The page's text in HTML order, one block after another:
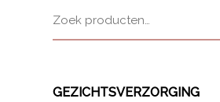
GEZICHTSVERZORGING